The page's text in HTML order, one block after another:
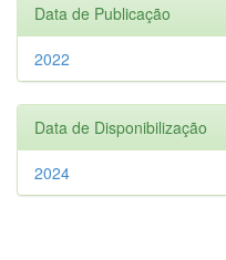
Data de Publicação
2022
Data de Disponibilização
2024